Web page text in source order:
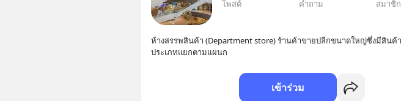
โพสต์ คำถาม สมาชิก
ห้างสรรพสินค้า (Department store) ร้านค้าขายปลีกขนาดใหญ่ซึ่งมีสินค้
ประเภทแยกตามแผนก
เข้าร่วม